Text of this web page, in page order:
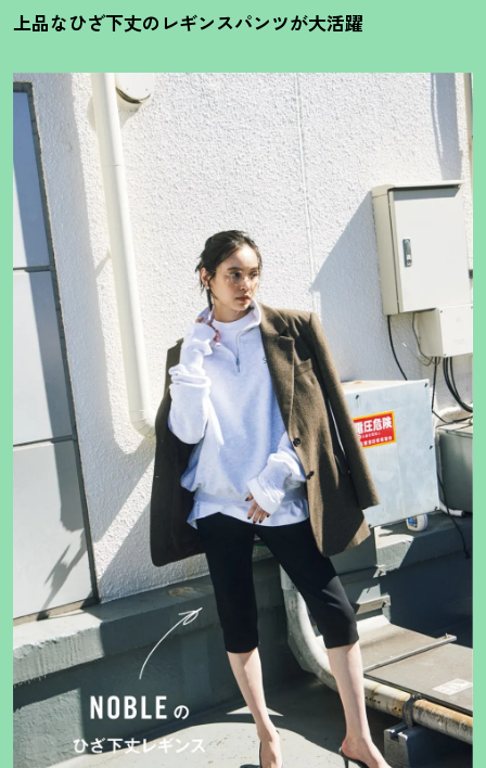
上品なひざ下丈のレギンスパンツが大活躍